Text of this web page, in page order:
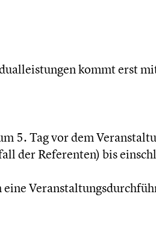
kommt erst
5. Tag vor dem
der Referenten) bis